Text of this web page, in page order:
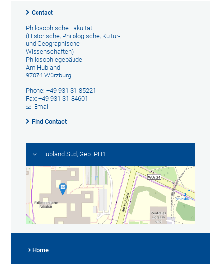
Contact
Philosophische Fakultät
(Historische, Philologische, Kultur-
und Geographische
Wissenschaften)
Philosophiegebäude
Am Hubland
97074 Würzburg
Phone: +49 931 31-85221
Fax: +49 931 31-84601
Email
Find Contact
Hubland Süd, Geb. PH1
Home